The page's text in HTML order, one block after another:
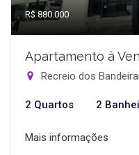
R$ 880.000
Apartamento à
Recreio dos
2 Quartos 2
Mais informações